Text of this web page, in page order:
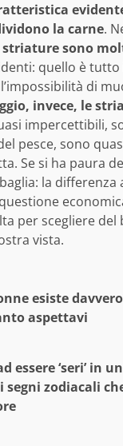
la carne.
striature sono
quello è tutto
di
invece, le
impercettibili,
pesce, sono
Se si ha paura
la differenza
per scegliere del
vista.
esiste
aspettavi
essere ‘seri’ in
segni zodiacali